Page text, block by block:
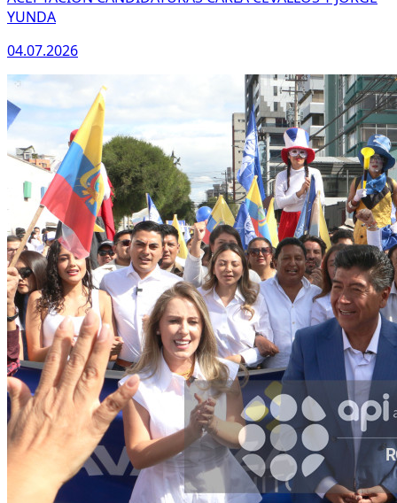
YUNDA
04.07.2026